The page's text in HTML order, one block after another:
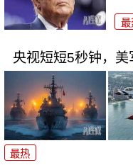
最
央视短短5秒钟，
最热